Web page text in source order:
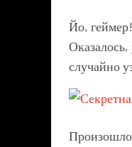
Йо,
Оказалось,
случайно
Произошло